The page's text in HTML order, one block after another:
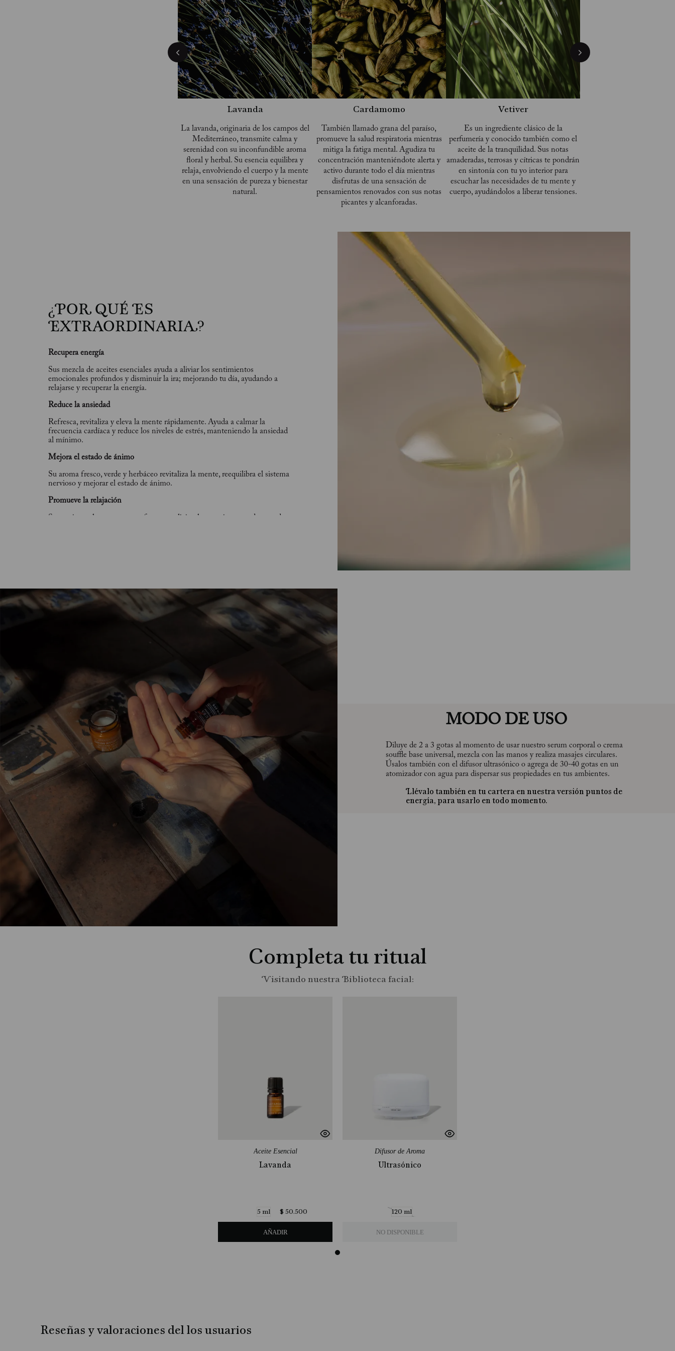
Lavanda
La lavanda, originaria de los campos del
Mediterráneo, transmite calma y
serenidad con su inconfundible aroma
floral y herbal. Su esencia equilibra y
relaja, envolviendo el cuerpo y la mente
en una sensación de pureza y bienestar
natural.
Cardamomo
También llamado grana del paraíso,
promueve la salud respiratoria mientras
mitiga la fatiga mental. Agudiza tu
concentración manteniéndote alerta y
activo durante todo el día mientras
disfrutas de una sensación de
pensamientos renovados con sus notas
picantes y alcanforadas.
Vetiver
Es un ingrediente clásico de la
perfumería y conocido también como el
aceite de la tranquilidad. Sus notas
amaderadas, terrosas y cítricas te pondrán
en sintonía con tu yo interior para
escuchar las necesidades de tu mente y
cuerpo, ayudándolos a liberar tensiones.
¿POR QUÉ ES
EXTRAORDINARIA?
Recupera energía
Sus mezcla de aceites esenciales ayuda a aliviar los sentimientos
emocionales profundos y disminuir la ira; mejorando tu día, ayudando a
relajarse y recuperar la energía.
Reduce la ansiedad
Refresca, revitaliza y eleva la mente rápidamente. Ayuda a calmar la
frecuencia cardíaca y reduce los niveles de estrés, manteniendo la ansiedad
al mínimo.
Mejora el estado de ánimo
Su aroma fresco, verde y herbáceo revitaliza la mente, reequilibra el sistema
nervioso y mejorar el estado de ánimo.
Promueve la relajación
Sus aceites calmantes y reconfortantes alivian los nervios agotados, ayuda
MODO DE USO
Diluye de 2 a 3 gotas al momento de usar nuestro serum corporal o crema
souffle base universal, mezcla con las manos y realiza masajes circulares.
Úsalos también con el difusor ultrasónico o agrega de 30-40 gotas en un
atomizador con agua para dispersar sus propiedades en tus ambientes.
Llévalo también en tu cartera en nuestra versión puntos de
energía, para usarlo en todo momento.
Completa tu ritual
Aceite Esencial
Lavanda
5 ml $ 50.500
AÑADIR
Difusor de Aroma
Ultrasónico
120 ml
NO DISPONIBLE
Reseñas y valoraciones del los usuarios